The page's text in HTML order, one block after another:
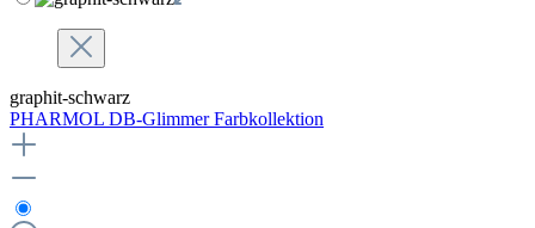
graphit-schwarz
PHARMOL DB-Glimmer Farbkollektion